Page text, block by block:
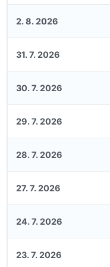
2. 8. 2026
31. 7. 2026
30. 7. 2026
29. 7. 2026
28. 7. 2026
27. 7. 2026
24. 7. 2026
23. 7. 2026